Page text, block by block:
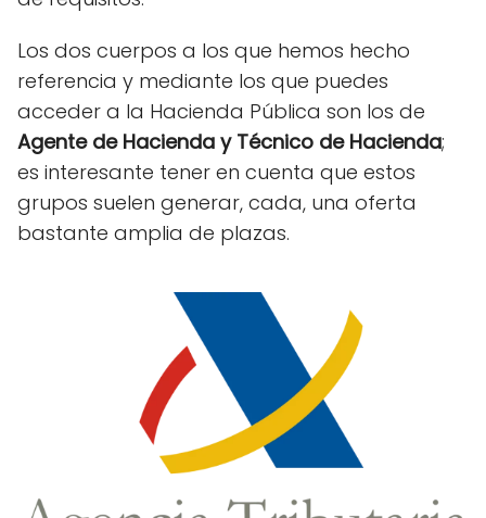
Los dos cuerpos a los que hemos hecho
referencia y mediante los que puedes
acceder a la Hacienda Pública son los de
Agente de Hacienda y Técnico de Hacienda;
es interesante tener en cuenta que estos
grupos suelen generar, cada, una oferta
bastante amplia de plazas.